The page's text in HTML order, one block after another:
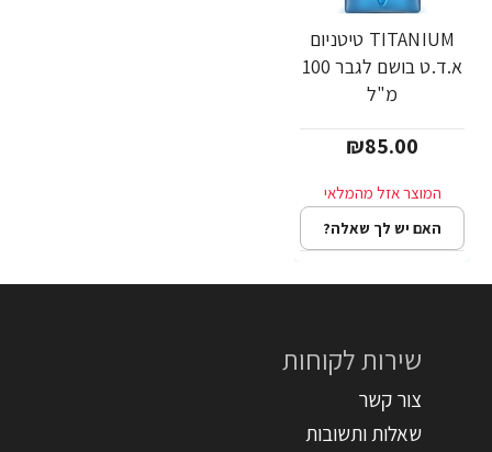
TITANIUM טיטניום
א.ד.ט בושם לגבר 100
מ"ל
₪85.00
האם יש לך שאלה?
שירות לקוחות
צור קשר
שאלות ותשובות